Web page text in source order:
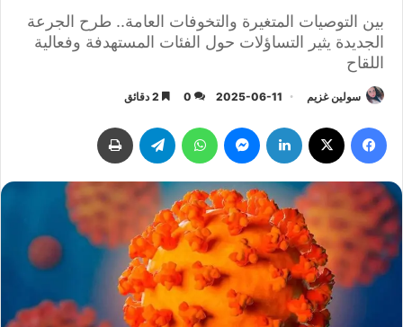
بين التوصيات المتغيرة والتخوفات العامة.. طرح الجرعة
الجديدة يثير التساؤلات حول الفئات المستهدفة وفعالية
اللقاح
سولين غزيم 2025-06-11
0